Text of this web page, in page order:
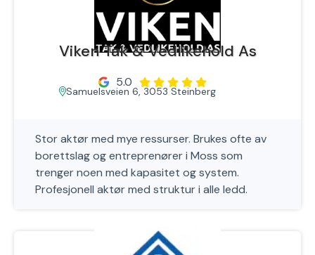
Viken Tak & Vedlikehold As
5.0
Samuelsveien 6, 3053 Steinberg
Stor aktør med mye ressurser. Brukes ofte av
borettslag og entreprenører i Moss som
trenger noen med kapasitet og system.
Profesjonell aktør med struktur i alle ledd.